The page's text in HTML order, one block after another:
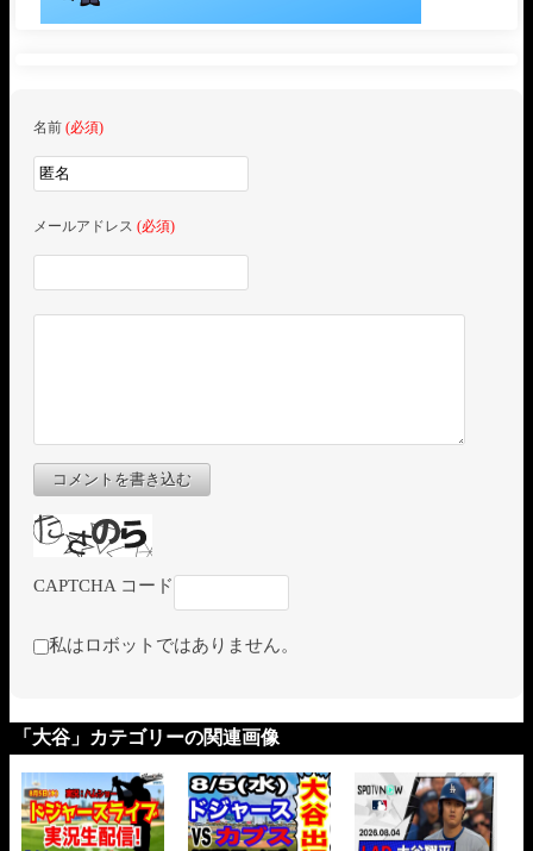
名前 (必須)
メールアドレス (必須)
コメントを書き込む
CAPTCHA コード
私はロボットではありません。
「大谷」カテゴリーの関連画像